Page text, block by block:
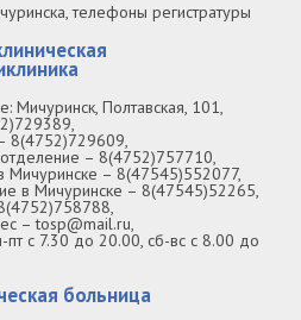
телефоны регистратуры
Мичуринск, Полтавская, 101,
8(4752)729609,
– 8(4752)757710,
Мичуринске – 8(47545)552077,
в Мичуринске – 8(47545)52265,
– tosp@mail.ru,
с 7.30 до 20.00, сб-вс с 8.00 до
больница